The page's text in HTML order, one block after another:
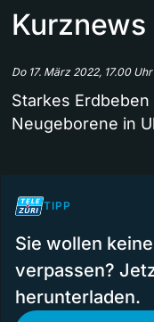
Kurznews
Do 17. März 2022, 17.00 Uhr
Starkes Erdbeben
Neugeborene in
TIPP
Sie wollen
verpassen?
herunterladen.